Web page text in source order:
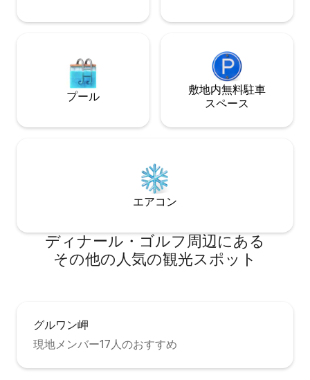
プール
敷地内無料駐⁠車
ス⁠ペ⁠ー⁠ス
エアコン
ディナール・ゴルフ⁠周⁠辺⁠に⁠あ⁠る
そ⁠の⁠他⁠の人⁠気⁠の観⁠光⁠ス⁠ポ⁠ッ⁠ト
グルワン岬
現地メンバー17人のおすすめ